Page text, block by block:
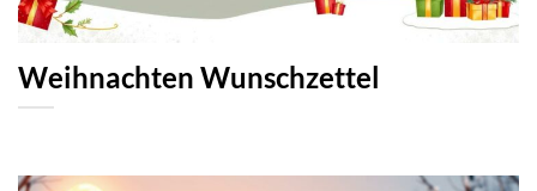
Weihnachten Wunschzettel